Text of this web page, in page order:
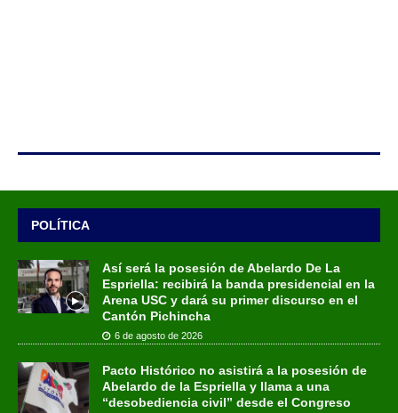
POLÍTICA
Así será la posesión de Abelardo De La
Espriella: recibirá la banda presidencial en la
Arena USC y dará su primer discurso en el
Cantón Pichincha
6 de agosto de 2026
Pacto Histórico no asistirá a la posesión de
Abelardo de la Espriella y llama a una
“desobediencia civil” desde el Congreso